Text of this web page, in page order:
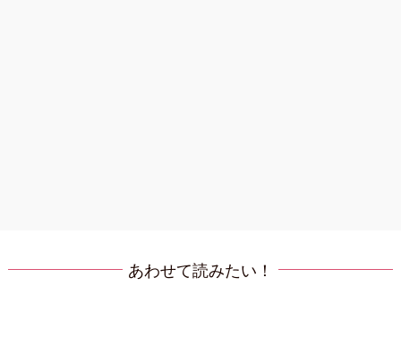
あわせて読みたい！